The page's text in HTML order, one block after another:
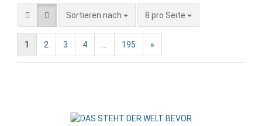
Sortieren nach
Sortieren nach 8 pro Seite
pro Seite
1 2 3 4 195 »